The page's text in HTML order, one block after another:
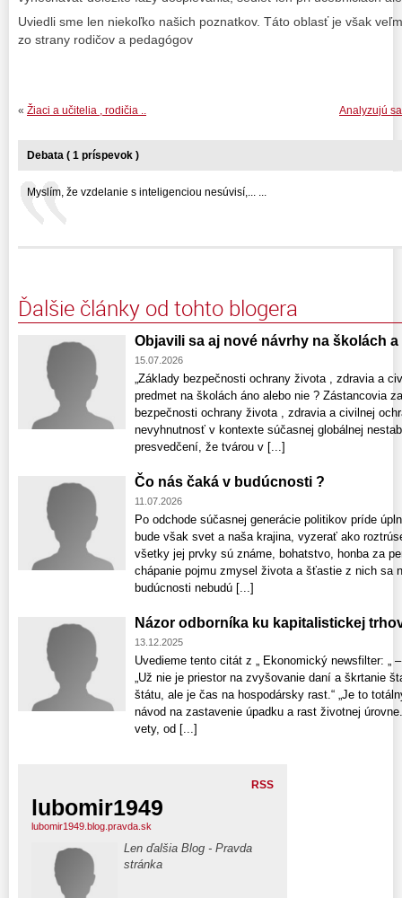
Uviedli sme len niekoľko našich poznatkov. Táto oblasť je však
zo strany rodičov a pedagógov
Analyzujú
« Žiaci a učitelia , rodičia ..
Debata ( 1 príspevok )
Myslím, že vzdelanie s inteligenciou nesúvisí,... ...
Ďalšie články od tohto blogera
Objavili sa aj nové návrhy na školách
15.07.2026
„Základy bezpečnosti ochrany života , zdravia a
predmet na školách áno alebo nie ? Zástancovia
bezpečnosti ochrany života , zdravia a civilnej
nevyhnutnosť v kontexte súčasnej globálnej
presvedčení, že tvárou v [...]
Čo nás čaká v budúcnosti ?
11.07.2026
Po odchode súčasnej generácie politikov príde
bude však svet a naša krajina, vyzerať ako
všetky jej prvky sú známe, bohatstvo, honba za
chápanie pojmu zmysel života a šťastie z nich sa
budúcnosti nebudú [...]
Názor odborníka ku kapitalistickej
13.12.2025
Uvedieme tento citát z „ Ekonomický newsfilter: „
„Už nie je priestor na zvyšovanie daní a škrtanie
štátu, ale je čas na hospodársky rast.“ „Je to
návod na zastavenie úpadku a rast životnej
vety, od [...]
RSS
lubomir1949
lubomir1949.blog.pravda.sk
Len ďalšia Blog - Pravda
stránka